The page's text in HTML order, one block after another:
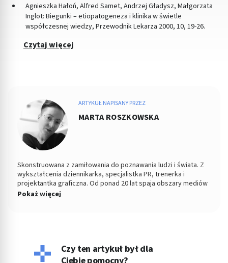
Agnieszka Hałoń, Alfred Samet, Andrzej Gładysz, Małgorzata
Inglot: Biegunki – etiopatogeneza i klinika w świetle
współczesnej wiedzy, Przewodnik Lekarza 2000, 10, 19-26.
Czytaj więcej
ARTYKUŁ NAPISANY PRZEZ
MARTA ROSZKOWSKA
Skonstruowana z zamiłowania do poznawania ludzi i świata. Z
wykształcenia dziennikarka, specjalistka PR, trenerka i
projektantka graficzna. Od ponad 20 lat spaja obszary mediów
tradycyjnych z nowymi, współpracując po drodze z
Pokaż więcej
Czy ten artykuł był dla